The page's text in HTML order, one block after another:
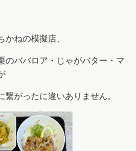
ねの模擬店、
のババロア・じゃがバター・マ
繋がったに違いありません。